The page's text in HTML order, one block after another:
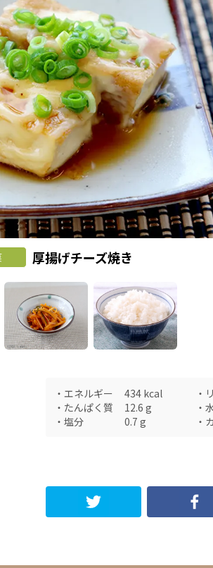
厚揚げチーズ焼き
・ エネルギー 434 kcal ・
・ たんぱく質 12.6 g ・
・ 塩分 0.7 g ・